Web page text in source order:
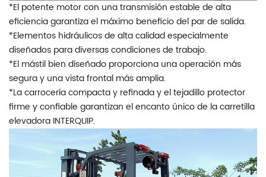
*El potente motor con una transmisión estable de alta
eficiencia garantiza el máximo beneficio del par de salida.
*Elementos hidráulicos de alta calidad especialmente
diseñados para diversas condiciones de trabajo.
*El mástil bien diseñado proporciona una operación más
segura y una vista frontal más amplia.
*La carrocería compacta y refinada y el tejadillo protector
firme y confiable garantizan el encanto único de la carretilla
elevadora INTERQUIP.